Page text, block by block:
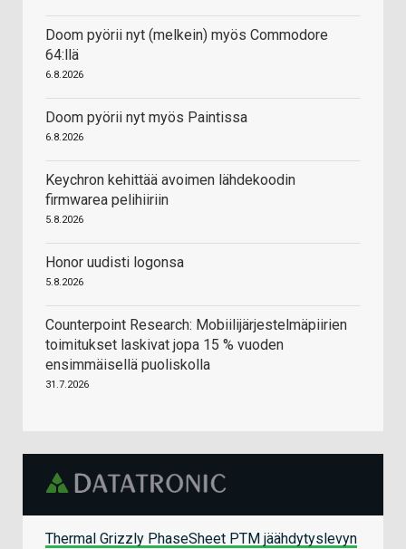
Doom pyörii nyt (melkein) myös Commodore
64:llä
6.8.2026
Doom pyörii nyt myös Paintissa
6.8.2026
Keychron kehittää avoimen lähdekoodin
firmwarea pelihiiriin
5.8.2026
Honor uudisti logonsa
5.8.2026
Counterpoint Research: Mobiilijärjestelmäpiirien
toimitukset laskivat jopa 15 % vuoden
ensimmäisellä puoliskolla
31.7.2026
Thermal Grizzly PhaseSheet PTM jäähdytyslevyn